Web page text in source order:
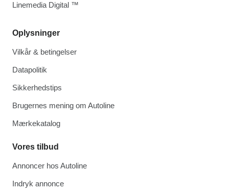
Oplysninger
Vilkår & betingelser
Datapolitik
Sikkerhedstips
Brugernes mening om Autoline
Mærkekatalog
Vores tilbud
Annoncer hos Autoline
Indryk annonce
Linemedia Digital ™